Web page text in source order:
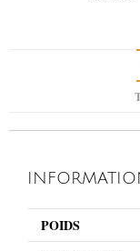
POIDS